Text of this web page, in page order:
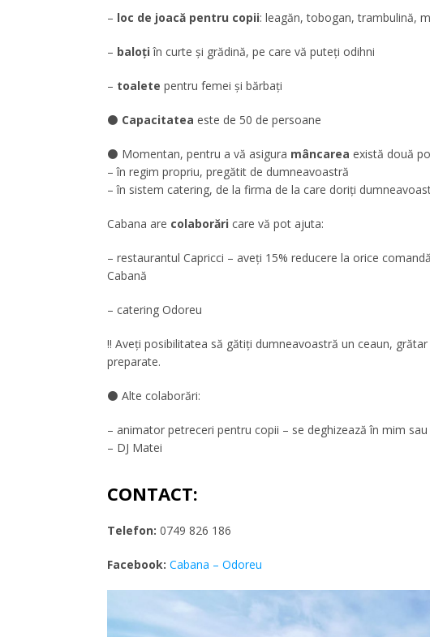
– loc de joacă pentru copii: leagăn, tobogan, trambulină,
– baloți în curte și grădină, pe care vă puteți odihni
– toalete pentru femei și bărbați
⚫ Capacitatea este de 50 de persoane
⚫ Momentan, pentru a vă asigura mâncarea există două
– în regim propriu, pregătit de dumneavoastră
– în sistem catering, de la firma de la care doriți
Cabana are colaborări care vă pot ajuta:
– restaurantul Capricci – aveți 15% reducere la orice
Cabană
– catering Odoreu
!! Aveți posibilitatea să gătiți dumneavoastră un ceaun,
preparate.
⚫ Alte colaborări:
– animator petreceri pentru copii – se deghizează în mim
– DJ Matei
CONTACT:
Telefon: 0749 826 186
Facebook: Cabana – Odoreu